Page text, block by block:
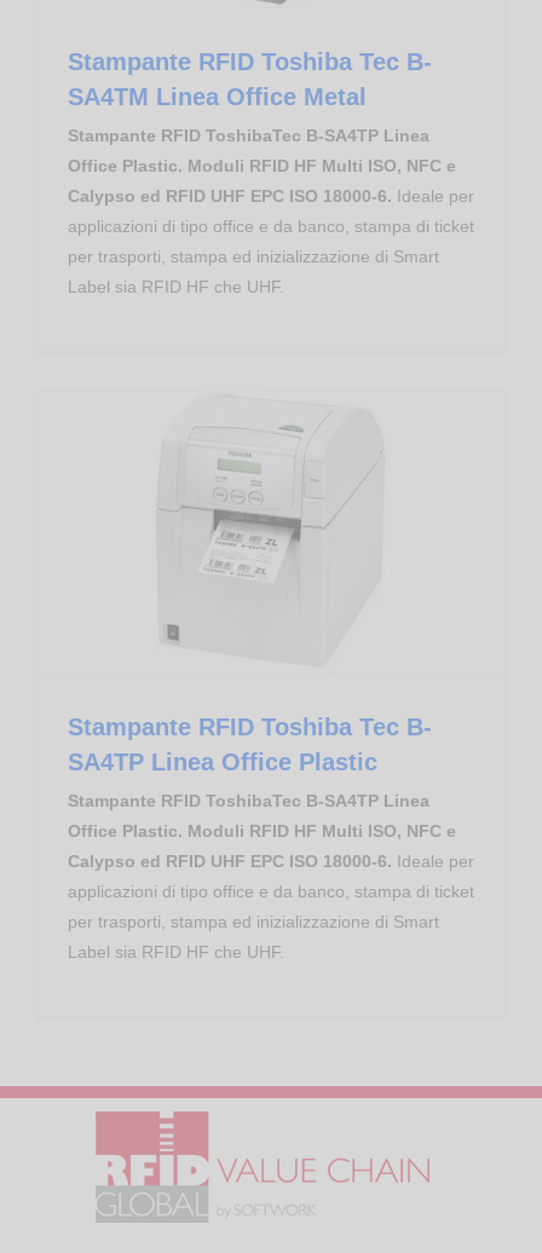
Stampante RFID Toshiba Tec B-
SA4TM Linea Office Metal
Stampante RFID ToshibaTec B-SA4TP Linea
Office Plastic. Moduli RFID HF Multi ISO, NFC e
Calypso ed RFID UHF EPC ISO 18000-6. Ideale per
applicazioni di tipo office e da banco, stampa di ticket
per trasporti, stampa ed inizializzazione di Smart
Label sia RFID HF che UHF.
Stampante RFID Toshiba Tec B-
SA4TP Linea Office Plastic
Stampante RFID ToshibaTec B-SA4TP Linea
Office Plastic. Moduli RFID HF Multi ISO, NFC e
Calypso ed RFID UHF EPC ISO 18000-6. Ideale per
applicazioni di tipo office e da banco, stampa di ticket
per trasporti, stampa ed inizializzazione di Smart
Label sia RFID HF che UHF.